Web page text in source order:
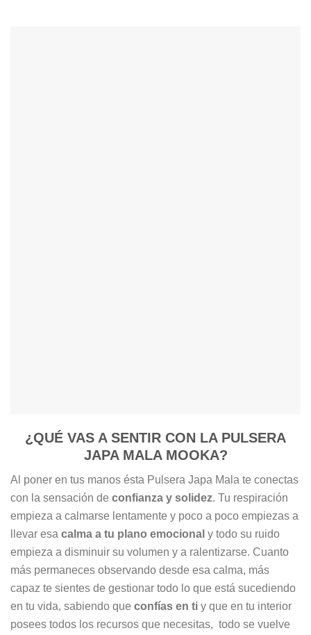
¿QUÉ VAS A SENTIR CON LA PULSERA
JAPA MALA MOOKA?
Al poner en tus manos ésta Pulsera Japa Mala te conectas
con la sensación de confianza y solidez. Tu respiración
empieza a calmarse lentamente y poco a poco empiezas a
llevar esa calma a tu plano emocional y todo su ruido
empieza a disminuir su volumen y a ralentizarse. Cuanto
más permaneces observando desde esa calma, más
capaz te sientes de gestionar todo lo que está sucediendo
en tu vida, sabiendo que confías en ti y que en tu interior
posees todos los recursos que necesitas, todo se vuelve